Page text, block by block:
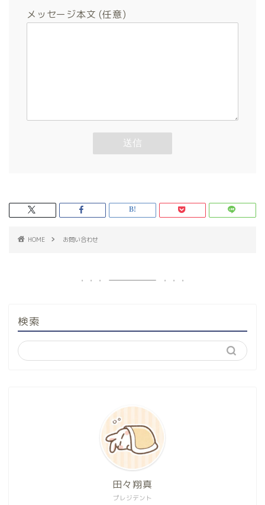
メッセージ本文 (任意)
HOME お問い合わせ
検索
プレジデント
田々翔真